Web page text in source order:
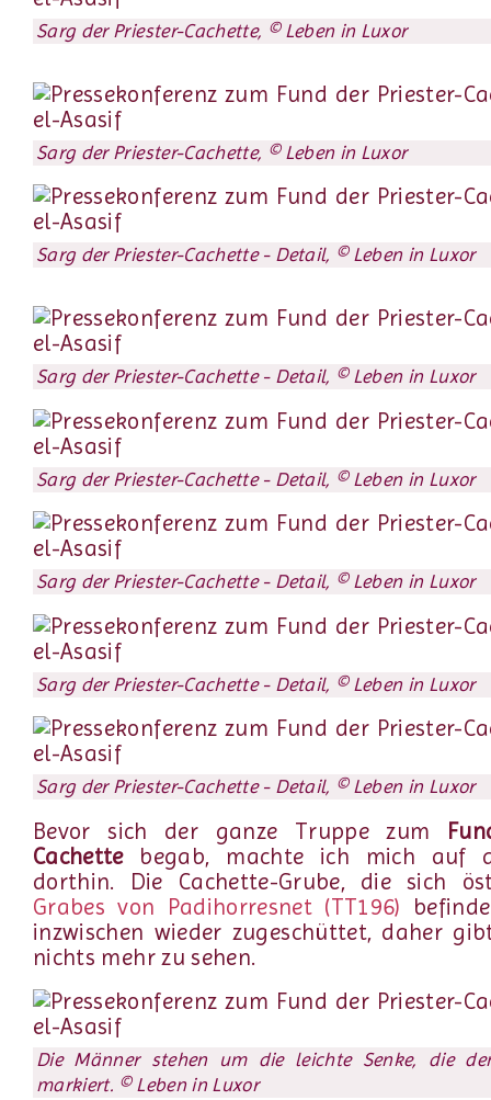
Sarg der Priester-Cachette, © Leben in Luxor
Sarg der Priester-Cachette, © Leben in Luxor
Sarg der Priester-Cachette - Detail, © Leben in Luxor
Sarg der Priester-Cachette - Detail, © Leben in Luxor
Sarg der Priester-Cachette - Detail, © Leben in Luxor
Sarg der Priester-Cachette - Detail, © Leben in Luxor
Sarg der Priester-Cachette - Detail, © Leben in Luxor
Sarg der Priester-Cachette - Detail, © Leben in Luxor
Bevor sich der ganze Truppe zum
Cachettebegab, machte ich mich auf
dorthin. Die Cachette-Grube, die sich
Grabes von Padihorresnet (TT196)
inzwischen wieder zugeschüttet, daher
nichts mehr zu sehen.
Die Männer stehen um die leichte Senke, die
markiert. © Leben in Luxor